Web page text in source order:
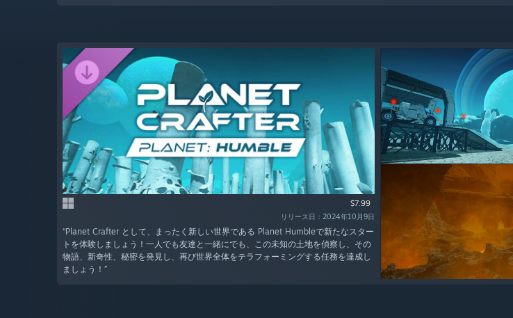
$7.99
リリース日：2024年10月9日
“Planet Crafter として、まったく新しい世界である Planet Humbleで新たなスター
トを体験しましょう！一人でも友達と一緒にでも、この未知の土地を偵察し、その
物語、新奇性、秘密を発見し、再び世界全体をテラフォーミングする任務を達成し
ましょう！”